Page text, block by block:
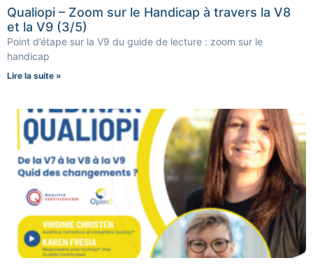
Qualiopi – Zoom sur le Handicap à travers la V8
et la V9 (3/5)
Point d’étape sur la V9 du guide de lecture : zoom sur le
handicap
Lire la suite »